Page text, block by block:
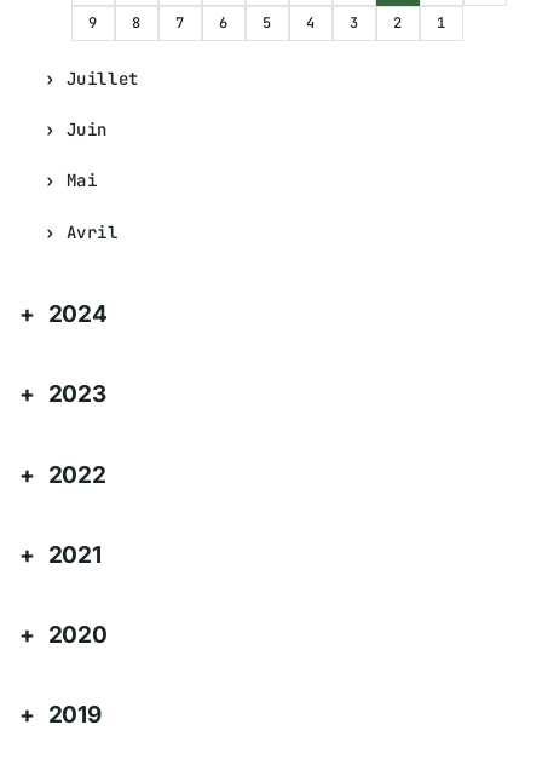
9
8 7 6 5 4 3 2 1
Juillet
Juin
Mai
Avril
2024
2023
2022
2021
2020
2019